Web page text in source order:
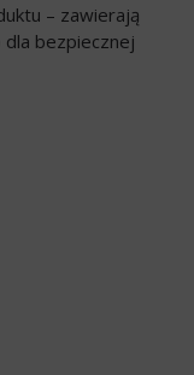
– zawierają
bezpiecznej